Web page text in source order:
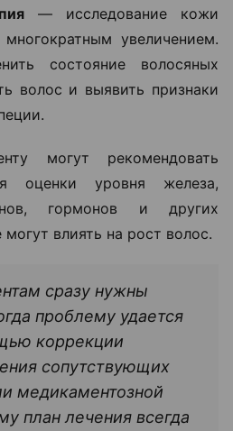
— исследование кожи
увеличением.
состояние волосяных
волос и выявить признаки
могут рекомендовать
оценки уровня железа,
гормонов и других
влиять на рост волос.
сразу нужны
проблему удается
коррекции
сопутствующих
медикаментозной
план лечения всегда